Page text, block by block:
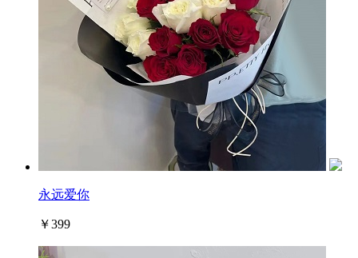
永远爱你
￥399